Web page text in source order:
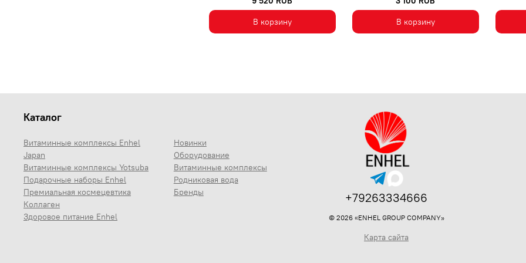
В корзину
В корзину
Каталог
Витаминные комплексы Enhel
Japan
Витаминные комплексы Yotsuba
Подарочные наборы Enhel
Премиальная космецевтика
Коллаген
Здоровое питание Enhel
Новинки
Оборудование
Витаминные комплексы
Родниковая вода
Бренды
+79263334666
© 2026 «ENHEL GROUP COMPANY»
Карта сайта